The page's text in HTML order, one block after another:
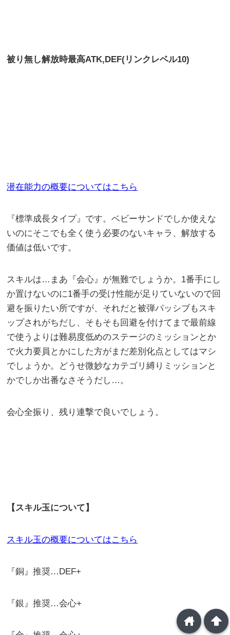
被り無し解放時最高ATK,DEF(リンクレベル10)
潜在能力の概要についてはこちら
『標準成長タイプ』です。ベビーサンドでしか使えな
いのにそこでも全く使う必要のないキャラ、解放する
価値は低いです。
スキルは…まあ『会心』が無難でしょうか。1番手にし
か置けないのに1番手の受け性能が足りていないので回
避を振りたい所ですが、それだと被弾パッシブもスキ
ップされがちだし、そもそも回避を付けてまで最前線
で使うよりは難易度低めのステージのミッションとか
で火力要員とかにした方がまだ差別化点としてはマシ
でしょうか。どうせ微妙なカテゴリ縛りミッションと
かでしか出番なさそうだし…。
会心全振り、残り連撃で良いでしょう。
【スキル玉について】
スキル玉の概要についてはこちら
『銅』推奨…DEF+
『銀』推奨…会心+
arrowup
home